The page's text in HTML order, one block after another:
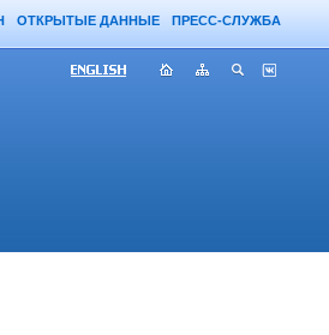
ОТКРЫТЫЕ ДАННЫЕ ПРЕСС-СЛУЖБА